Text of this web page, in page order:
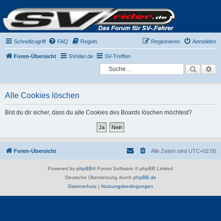
Schnellzugriff FAQ Regeln Anmelden
Registrieren
Foren-Übersicht SVrider.de SV-Treffen
Suche
Alle Cookies löschen
Bist du dir sicher, dass du alle Cookies des Boards löschen möchtest?
Foren-Übersicht Alle Zeiten sind UTC+02:00
Powered by phpBB® Forum Software © phpBB Limited
Deutsche Übersetzung durch phpBB.de
Datenschutz| Nutzungsbedingungen